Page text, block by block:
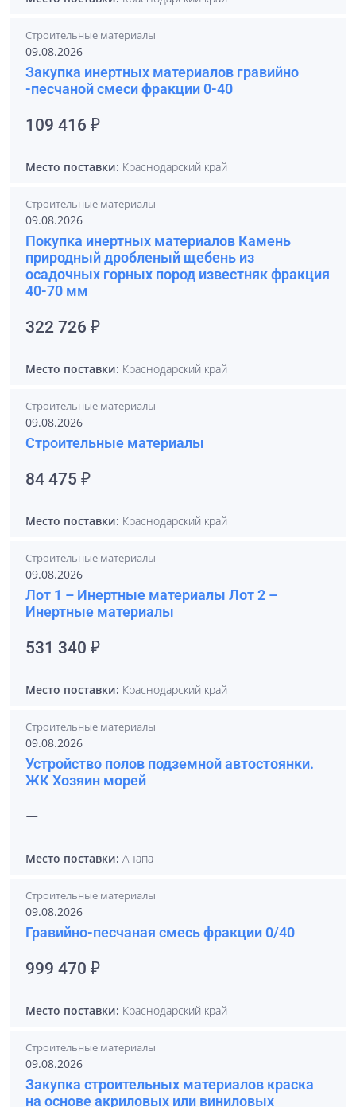
Строительные материалы
09.08.2026
Закупка инертных материалов гравийно
-песчаной смеси фракции 0-40
109 416 ₽
Место поставки: Краснодарский край
Строительные материалы
09.08.2026
Покупка инертных материалов Камень
природный дробленый щебень из
осадочных горных пород известняк фракция
40-70 мм
322 726 ₽
Место поставки: Краснодарский край
Строительные материалы
09.08.2026
Строительные материалы
84 475 ₽
Место поставки: Краснодарский край
Строительные материалы
09.08.2026
Лот 1 – Инертные материалы Лот 2 –
Инертные материалы
531 340 ₽
Место поставки: Краснодарский край
Строительные материалы
09.08.2026
Устройство полов подземной автостоянки.
ЖК Хозяин морей
—
Место поставки: Анапа
Строительные материалы
09.08.2026
Гравийно-песчаная смесь фракции 0/40
999 470 ₽
Место поставки: Краснодарский край
Строительные материалы
09.08.2026
Закупка строительных материалов краска
на основе акриловых или виниловых